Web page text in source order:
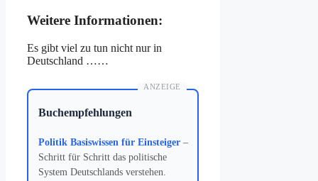
Weitere Informationen:
Es gibt viel zu tun nicht nur in
Deutschland ……
ANZEIGE
Buchempfehlungen
Politik Basiswissen für Einsteiger–
Schritt für Schritt das politische
System Deutschlands verstehen.